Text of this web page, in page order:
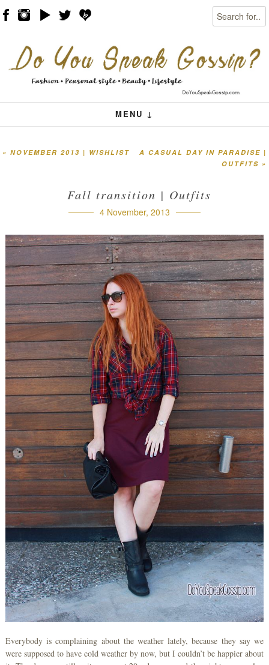
Search
MENU ↓
Menu
Skip to content
A CASUAL DAY IN PARADISE |
OUTFITS »
« NOVEMBER 2013 | WISHLIST
Fall transition | Outfits
4 November, 2013
Everybody is complaining about the weather lately, because they say we
were supposed to have cold weather by now, but I couldn’t be happier about